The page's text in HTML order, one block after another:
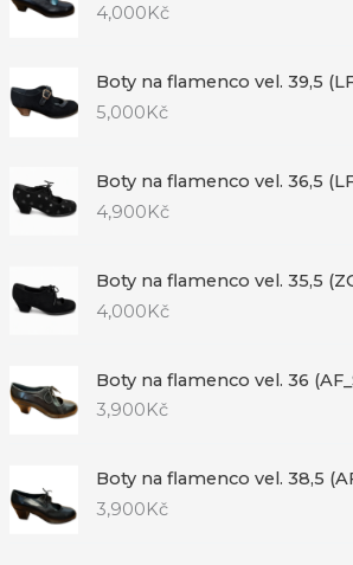
4,000Kč
Boty na flamenco vel. 39,5
5,000Kč
Boty na flamenco vel. 36,5
4,900Kč
Boty na flamenco vel. 35,5
4,000Kč
Boty na flamenco vel. 36
3,900 Kč
Boty na flamenco vel. 38,5
3,900Kč